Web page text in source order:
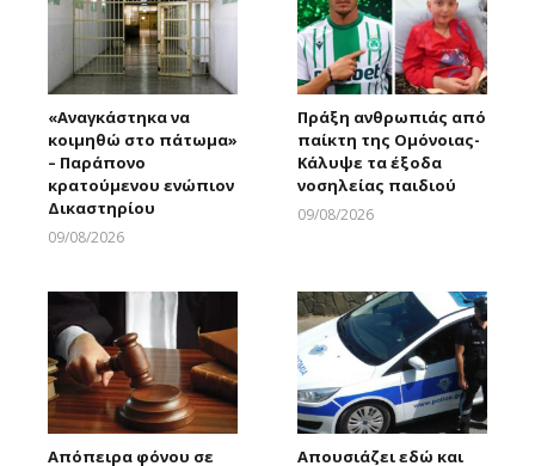
«Αναγκάστηκα να
κοιμηθώ στο πάτωμα»
– Παράπονο
κρατούμενου ενώπιον
Δικαστηρίου
09/08/2026
Πράξη ανθρωπιάς από
παίκτη της Ομόνοιας-
Κάλυψε τα έξοδα
νοσηλείας παιδιού
09/08/2026
Απόπειρα φόνου σε
Απουσιάζει εδώ και